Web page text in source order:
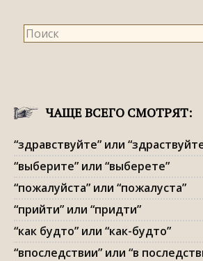
ЧАЩЕ ВСЕГО СМОТРЯТ:
“здравствуйте” или
“выберите” или “выберете”
“пожалуйста” или “пожалуста”
“прийти” или “придти”
“как будто” или “как-будто”
“впоследствии” или “в